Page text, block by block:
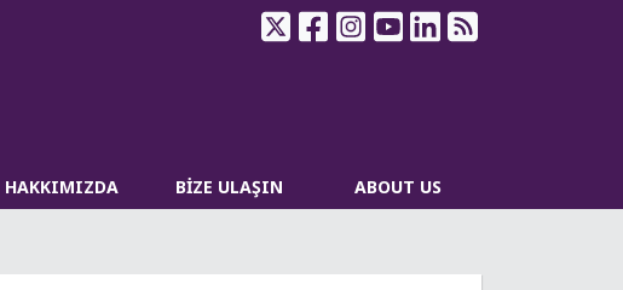
HAKKIMIZDA BİZE ULAŞIN ABOUT US